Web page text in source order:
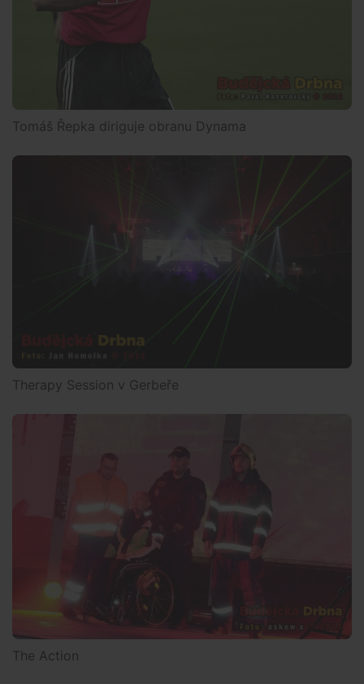
Tomáš Řepka diriguje obranu Dynama
Therapy Session v Gerbeře
The Action